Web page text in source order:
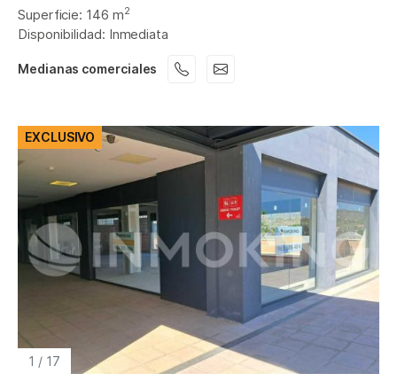
Superficie: 146 m2
Disponibilidad: Inmediata
Medianas comerciales
1 / 17
EXCLUSIVO